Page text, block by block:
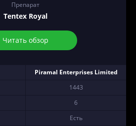
Препарат
Tentex Royal
Читать обзор
Piramal Enterprises Limited
1443
6
Есть